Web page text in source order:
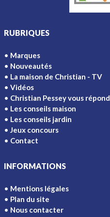
RUBRIQUES
Marques
Nouveautés
La maison de Christian - TV
Vidéos
Christian Pessey vous répond
Les conseils maison
Les conseils jardin
Jeux concours
Contact
INFORMATIONS
Mentions légales
Plan du site
Nous contacter